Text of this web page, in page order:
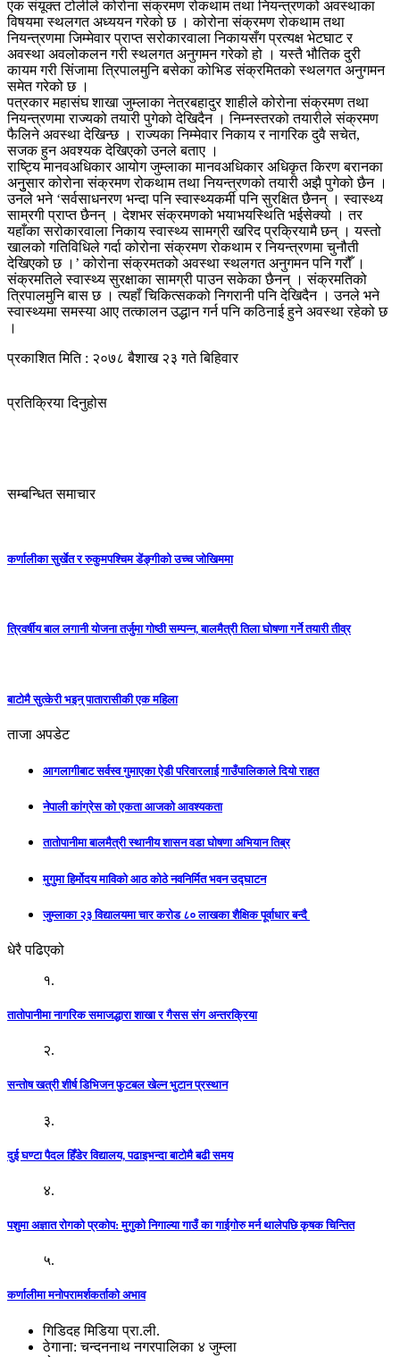
एक संयूक्त टोलीले कोरोना संक्रमण रोकथाम तथा नियन्त्रणको अवस्थाका
विषयमा स्थलगत अध्ययन गरेको छ । कोरोना संक्रमण रोकथाम तथा
नियन्त्रणमा जिम्मेवार प्राप्त सरोकारवाला निकायसँग प्रत्यक्ष भेटघाट र
अवस्था अवलोकलन गरी स्थलगत अनुगमन गरेको हो । यस्तै भौतिक दुरी
कायम गरी सिंजामा त्रिपालमुनि बसेका कोभिड संक्रमितको स्थलगत अनुगमन
समेत गरेको छ ।
पत्रकार महासंघ शाखा जुम्लाका नेत्रबहादुर शाहीले कोरोना संक्रमण तथा
नियन्त्रणमा राज्यको तयारी पुगेको देखिदैन । निम्नस्तरको तयारीले संक्रमण
फैलिने अवस्था देखिन्छ । राज्यका निम्मेवार निकाय र नागरिक दुवै सचेत,
सजक हुन अवश्यक देखिएको उनले बताए ।
राष्ट्यि मानवअधिकार आयोग जुम्लाका मानवअधिकार अधिकृत किरण बरानका
अनुुसार कोरोना संक्रमण रोकथाम तथा नियन्त्रणको तयारी अझै पुगेको छैन ।
उनले भने ‘सर्वसाधनरण भन्दा पनि स्वास्थ्यकर्मी पनि सुरक्षित छैनन् । स्वास्थ्य
साम्रगी प्राप्त छैनन् । देशभर संक्रमणको भयाभयस्थिति भईसेक्यो । तर
यहाँका सरोकारवाला निकाय स्वास्थ्य सामग्री खरिद प्रक्रियामै छन् । यस्तो
खालको गतिविधिले गर्दा कोरोना संक्रमण रोकथाम र नियन्त्रणमा चुनौती
देखिएको छ ।’ कोरोना संक्रमतको अवस्था स्थलगत अनुगमन पनि गरौँ ।
संक्रमतिले स्वास्थ्य सुरक्षाका सामग्री पाउन सकेका छैनन् । संक्रमतिको
त्रिपालमुनि बास छ । त्यहाँ चिकित्सकको निगरानी पनि देखिदैन । उनले भने
स्वास्थ्यमा समस्या आए तत्कालन उद्धान गर्न पनि कठिनाई हुने अवस्था रहेको छ
।
प्रकाशित मिति : २०७८ बैशाख २३ गते बिहिवार
प्रतिक्रिया दिनुहोस
सम्बन्धित समाचार
कर्णालीका सुर्खेत र रुकुमपश्चिम डेंङ्गीको उच्च जोखिममा
त्रिवर्षीय बाल लगानी योजना तर्जुमा गोष्ठी सम्पन्न, बालमैत्री तिला घोषणा गर्ने तयारी तीव्र
बाटोमै सुत्केरी भइन् पातारासीकी एक महिला
ताजा अपडेट
आगलागीबाट सर्वस्व गुमाएका ऐडी परिवारलाई गाउँपालिकाले दियो राहत
नेपाली कांग्रेस को एकता आजको आवश्यकता
तातोपानीमा बालमैत्री स्थानीय शासन वडा घोषणा अभियान तिब्र
मुगुमा हिर्मोदय माविको आठ कोठे नवनिर्मित भवन उद्घाटन
जुम्लाका २३ विद्यालयमा चार करोड ८० लाखका शैक्षिक पूर्वाधार बन्दै
धेरै पढिएको
१.
तातोपानीमा नागरिक समाजद्धारा शाखा र गैसस संग अन्तरक्रिया
२.
सन्तोष खत्री शीर्ष डिभिजन फुटबल खेल्न भुटान प्रस्थान
३.
दुई घण्टा पैदल हिँडेर विद्यालय, पढाइभन्दा बाटोमै बढी समय
४.
पशुमा अज्ञात रोगको प्रकोप: मुगुको निगाल्या गाउँ का गाईगोरु मर्न थालेपछि कृषक चिन्तित
५.
कर्णालीमा मनोपरामर्शकर्ताको अभाव
गिडिदह मिडिया प्रा.ली.
ठेगाना: चन्दननाथ नगरपालिका ४ जुम्ला